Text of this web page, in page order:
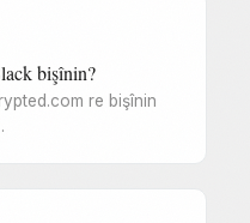
bişînin?
re bişînin